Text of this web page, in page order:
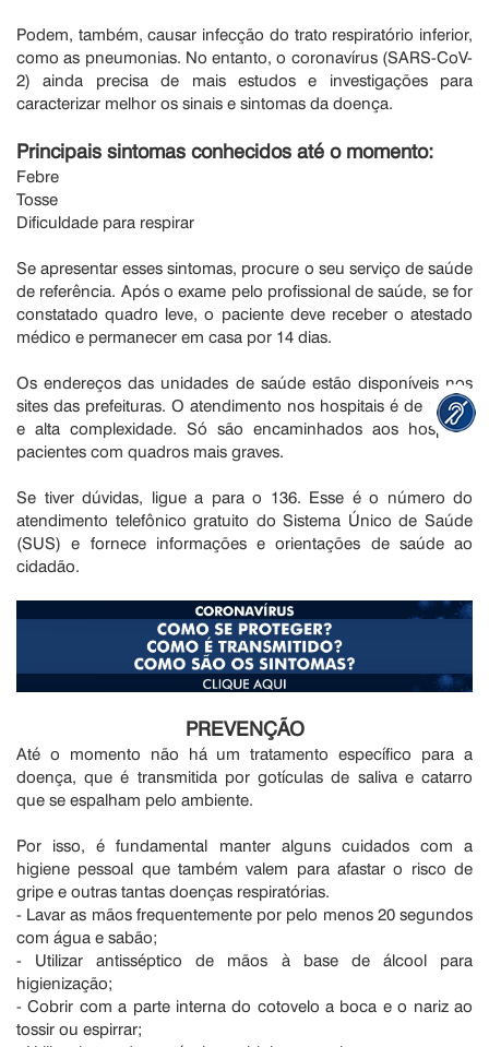
Podem, também, causar infecção do trato respiratório inferior,
como as pneumonias. No entanto, o coronavírus (SARS-CoV-
2) ainda precisa de mais estudos e investigações para
caracterizar melhor os sinais e sintomas da doença.
Principais sintomas conhecidos até o momento:
Febre
Tosse
Dificuldade para respirar
Se apresentar esses sintomas, procure o seu serviço de saúde
de referência. Após o exame pelo profissional de saúde, se for
constatado quadro leve, o paciente deve receber o atestado
médico e permanecer em casa por 14 dias.
Os endereços das unidades de saúde estão disponíveis nos
sites das prefeituras. O atendimento nos hospitais é de média
e alta complexidade. Só são encaminhados aos hospitais
pacientes com quadros mais graves.
Se tiver dúvidas, ligue a para o 136. Esse é o número do
atendimento telefônico gratuito do Sistema Único de Saúde
(SUS) e fornece informações e orientações de saúde ao
cidadão.
PREVENÇÃO
Até o momento não há um tratamento específico para a
doença, que é transmitida por gotículas de saliva e catarro
que se espalham pelo ambiente.
Por isso, é fundamental manter alguns cuidados com a
higiene pessoal que também valem para afastar o risco de
gripe e outras tantas doenças respiratórias.
- Lavar as mãos frequentemente por pelo menos 20 segundos
com água e sabão;
- Utilizar antisséptico de mãos à base de álcool para
higienização;
- Cobrir com a parte interna do cotovelo a boca e o nariz ao
tossir ou espirrar;